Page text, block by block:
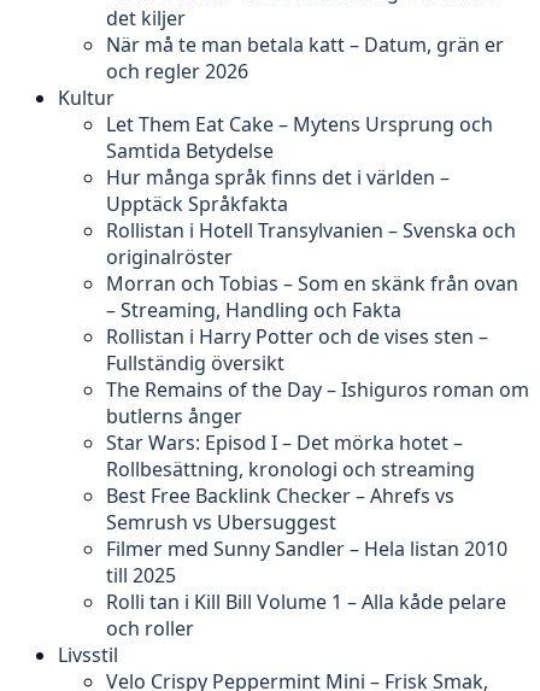
det kiljer
När må te man betala katt – Datum, grän er
och regler 2026
Kultur
Let Them Eat Cake – Mytens Ursprung och
Samtida Betydelse
Hur många språk finns det i världen –
Upptäck Språkfakta
Rollistan i Hotell Transylvanien – Svenska och
originalröster
Morran och Tobias – Som en skänk från ovan
– Streaming, Handling och Fakta
Rollistan i Harry Potter och de vises sten –
Fullständig översikt
The Remains of the Day – Ishiguros roman om
butlerns ånger
Star Wars: Episod I – Det mörka hotet –
Rollbesättning, kronologi och streaming
Best Free Backlink Checker – Ahrefs vs
Semrush vs Ubersuggest
Filmer med Sunny Sandler – Hela listan 2010
till 2025
Rolli tan i Kill Bill Volume 1 – Alla kåde pelare
och roller
Livsstil
Velo Crispy Peppermint Mini – Frisk Smak,